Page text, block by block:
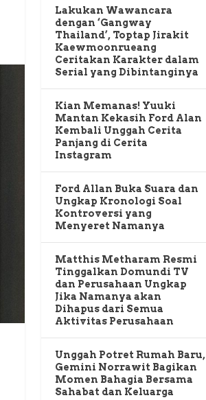
Lakukan Wawancara
dengan ‘Gangway
Thailand’, Toptap Jirakit
Kaewmoonrueang
Ceritakan Karakter dalam
Serial yang Dibintanginya
Kian Memanas! Yuuki
Mantan Kekasih Ford Alan
Kembali Unggah Cerita
Panjang di Cerita
Instagram
Ford Allan Buka Suara dan
Ungkap Kronologi Soal
Kontroversi yang
Menyeret Namanya
Matthis Metharam Resmi
Tinggalkan Domundi TV
dan Perusahaan Ungkap
Jika Namanya akan
Dihapus dari Semua
Aktivitas Perusahaan
Unggah Potret Rumah Baru,
Gemini Norrawit Bagikan
Momen Bahagia Bersama
Sahabat dan Keluarga